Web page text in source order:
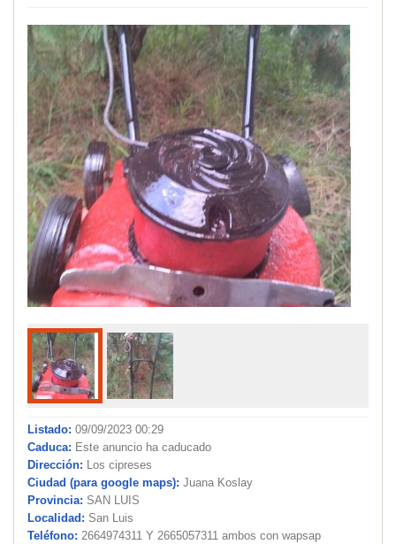
Listado: 09/09/2023 00:29
Caduca: Este anuncio ha caducado
Dirección: Los cipreses
Ciudad (para google maps): Juana Koslay
Provincia: SAN LUIS
Localidad: San Luis
Teléfono: 2664974311 Y 2665057311 ambos con wapsap